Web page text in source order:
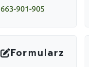
663-901-905
Formularz